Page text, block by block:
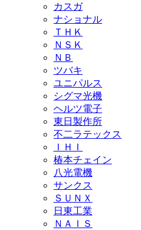
カスガ
ナショナル
ＴＨＫ
ＮＳＫ
ＮＢ
ツバキ
ユニパルス
シグマ光機
ヘルツ電子
東日製作所
不二ラテックス
ＩＨＩ
椿本チェイン
八光電機
サンクス
ＳＵＮＸ
日東工業
ＮＡＩＳ